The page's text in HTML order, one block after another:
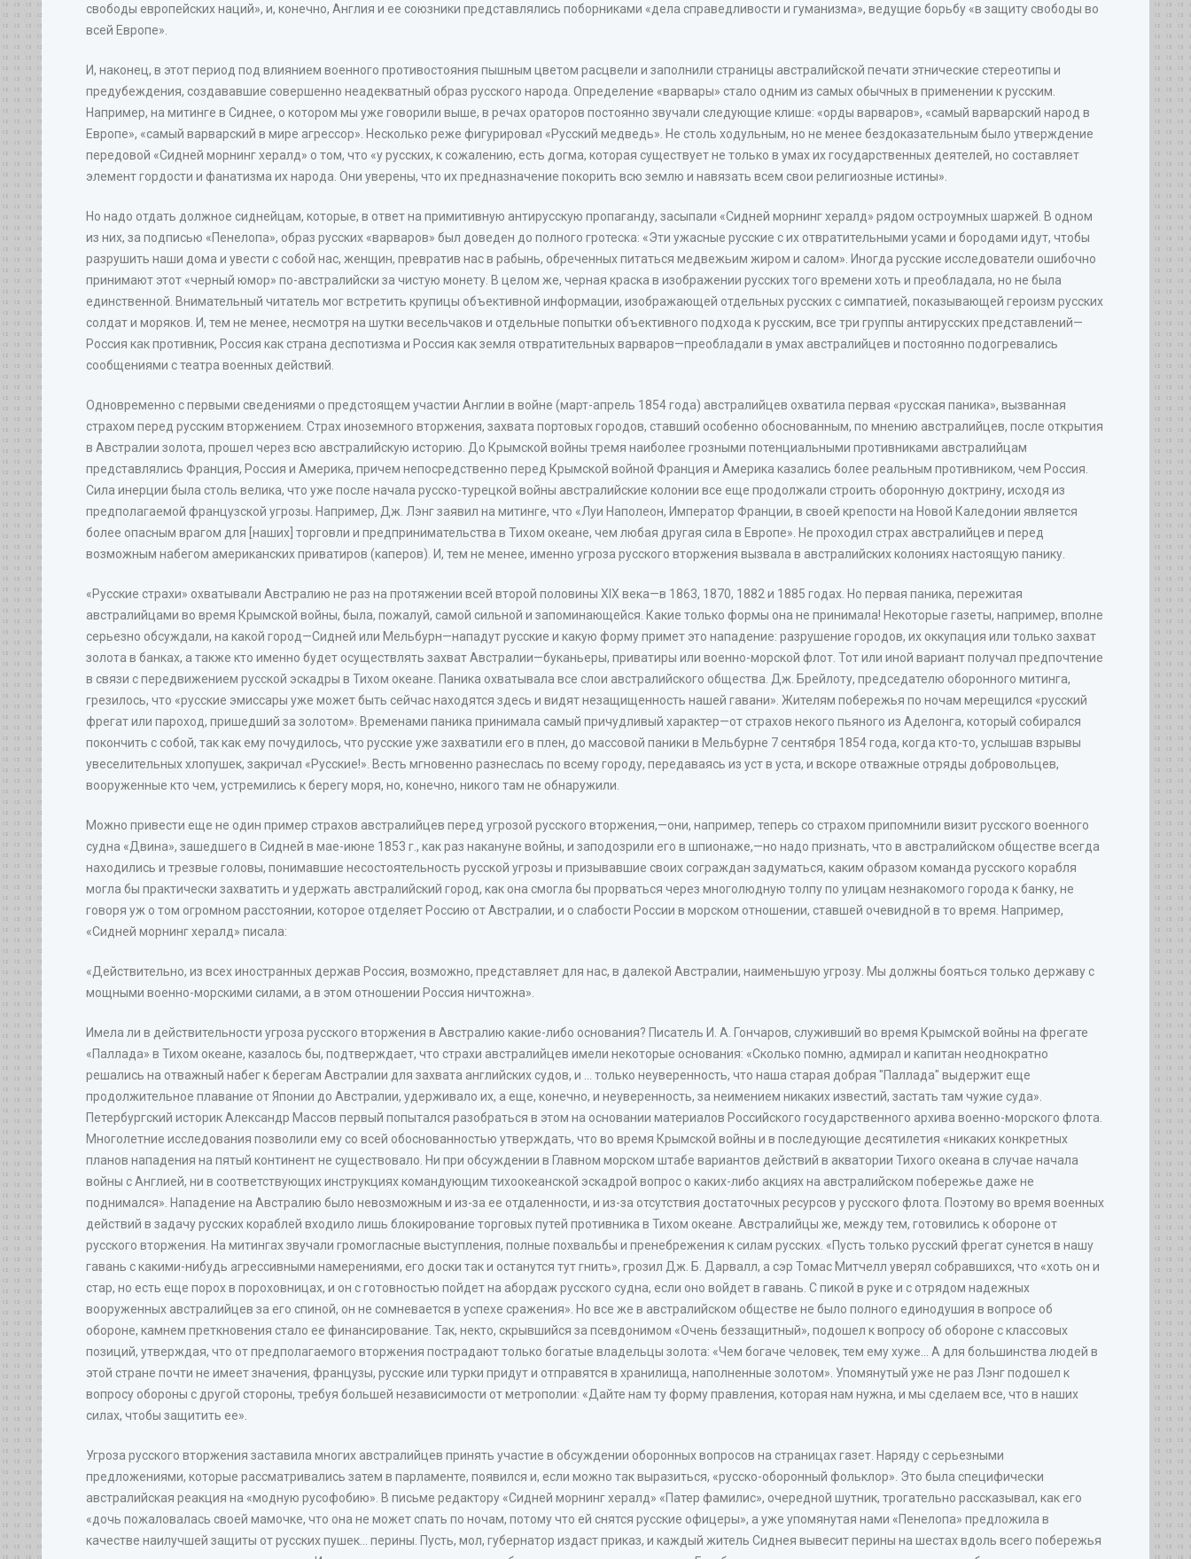
свободы европейских наций», и, конечно, Англия и ее союзники представлялись поборниками «дела справедливости и гуманизма», ведущие борьбу «в защиту свободы во
всей Европе».
И, наконец, в этот период под влиянием военного противостояния пышным цветом расцвели и заполнили страницы австралийской печати этнические стереотипы и
предубеждения, создававшие совершенно неадекватный образ русского народа. Определение «варвары» стало одним из самых обычных в применении к русским.
Например, на митинге в Сиднее, о котором мы уже говорили выше, в речах ораторов постоянно звучали следующие клише: «орды варваров», «самый варварский народ в
Европе», «самый варварский в мире агрессор». Несколько реже фигурировал «Русский медведь». Не столь ходульным, но не менее бездоказательным было утверждение
передовой «Сидней морнинг хералд» о том, что «у русских, к сожалению, есть догма, которая существует не только в умах их государственных деятелей, но составляет
элемент гордости и фанатизма их народа. Они уверены, что их предназначение покорить всю землю и навязать всем свои религиозные истины».
Но надо отдать должное сиднейцам, которые, в ответ на примитивную антирусскую пропаганду, засыпали «Сидней морнинг хералд» рядом остроумных шаржей. В одном
из них, за подписью «Пенелопа», образ русских «варваров» был доведен до полного гротеска: «Эти ужасные русские с их отвратительными усами и бородами идут, чтобы
разрушить наши дома и увести с собой нас, женщин, превратив нас в рабынь, обреченных питаться медвежьим жиром и салом». Иногда русские исследователи ошибочно
принимают этот «черный юмор» по-австралийски за чистую монету. В целом же, черная краска в изображении русских того времени хоть и преобладала, но не была
единственной. Внимательный читатель мог встретить крупицы объективной информации, изображающей отдельных русских с симпатией, показывающей героизм русских
солдат и моряков. И, тем не менее, несмотря на шутки весельчаков и отдельные попытки объективного подхода к русским, все три группы антирусских представлений—
Россия как противник, Россия как страна деспотизма и Россия как земля отвратительных варваров—преобладали в умах австралийцев и постоянно подогревались
сообщениями с театра военных действий.
Одновременно с первыми сведениями о предстоящем участии Англии в войне (март-апрель 1854 года) австралийцев охватила первая «русская паника», вызванная
страхом перед русским вторжением. Страх иноземного вторжения, захвата портовых городов, ставший особенно обоснованным, по мнению австралийцев, после открытия
в Австралии золота, прошел через всю австралийскую историю. До Крымской войны тремя наиболее грозными потенциальными противниками австралийцам
представлялись Франция, Россия и Америка, причем непосредственно перед Крымской войной Франция и Америка казались более реальным противником, чем Россия.
Сила инерции была столь велика, что уже после начала русско-турецкой войны австралийские колонии все еще продолжали строить оборонную доктрину, исходя из
предполагаемой французской угрозы. Например, Дж. Лэнг заявил на митинге, что «Луи Наполеон, Император Франции, в своей крепости на Новой Каледонии является
более опасным врагом для [наших] торговли и предпринимательства в Тихом океане, чем любая другая сила в Европе». Не проходил страх австралийцев и перед
возможным набегом американских приватиров (каперов). И, тем не менее, именно угроза русского вторжения вызвала в австралийских колониях настоящую панику.
«Русские страхи» охватывали Австралию не раз на протяжении всей второй половины XIX века—в 1863, 1870, 1882 и 1885 годах. Но первая паника, пережитая
австралийцами во время Крымской войны, была, пожалуй, самой сильной и запоминающейся. Какие только формы она не принимала! Некоторые газеты, например, вполне
серьезно обсуждали, на какой город—Сидней или Мельбурн—нападут русские и какую форму примет это нападение: разрушение городов, их оккупация или только захват
золота в банках, а также кто именно будет осуществлять захват Австралии—буканьеры, приватиры или военно-морской флот. Тот или иной вариант получал предпочтение
в связи с передвижением русской эскадры в Тихом океане. Паника охватывала все слои австралийского общества. Дж. Брейлоту, председателю оборонного митинга,
грезилось, что «русские эмиссары уже может быть сейчас находятся здесь и видят незащищенность нашей гавани». Жителям побережья по ночам мерещился «русский
фрегат или пароход, пришедший за золотом». Временами паника принимала самый причудливый характер—от страхов некого пьяного из Аделонга, который собирался
покончить с собой, так как ему почудилось, что русские уже захватили его в плен, до массовой паники в Мельбурне 7 сентября 1854 года, когда кто-то, услышав взрывы
увеселительных хлопушек, закричал «Русские!». Весть мгновенно разнеслась по всему городу, передаваясь из уст в уста, и вскоре отважные отряды добровольцев,
вооруженные кто чем, устремились к берегу моря, но, конечно, никого там не обнаружили.
Можно привести еще не один пример страхов австралийцев перед угрозой русского вторжения,—они, например, теперь со страхом припомнили визит русского военного
судна «Двина», зашедшего в Сидней в мае-июне 1853 г., как раз накануне войны, и заподозрили его в шпионаже,—но надо признать, что в австралийском обществе всегда
находились и трезвые головы, понимавшие несостоятельность русской угрозы и призывавшие своих сограждан задуматься, каким образом команда русского корабля
могла бы практически захватить и удержать австралийский город, как она смогла бы прорваться через многолюдную толпу по улицам незнакомого города к банку, не
говоря уж о том огромном расстоянии, которое отделяет Россию от Австралии, и о слабости России в морском отношении, ставшей очевидной в то время. Например,
«Сидней морнинг хералд» писала:
«Действительно, из всех иностранных держав Россия, возможно, представляет для нас, в далекой Австралии, наименьшую угрозу. Мы должны бояться только державу с
мощными военно-морскими силами, а в этом отношении Россия ничтожна».
Имела ли в действительности угроза русского вторжения в Австралию какие-либо основания? Писатель И. А. Гончаров, служивший во время Крымской войны на фрегате
«Паллада» в Тихом океане, казалось бы, подтверждает, что страхи австралийцев имели некоторые основания: «Сколько помню, адмирал и капитан неоднократно
решались на отважный набег к берегам Австралии для захвата английских судов, и ... только неуверенность, что наша старая добрая "Паллада" выдержит еще
продолжительное плавание от Японии до Австралии, удерживало их, а еще, конечно, и неуверенность, за неимением никаких известий, застать там чужие суда».
Петербургский историк Александр Массов первый попытался разобраться в этом на основании материалов Российского государственного архива военно-морского флота.
Многолетние исследования позволили ему со всей обоснованностью утверждать, что во время Крымской войны и в последующие десятилетия «никаких конкретных
планов нападения на пятый континент не существовало. Ни при обсуждении в Главном морском штабе вариантов действий в акватории Тихого океана в случае начала
войны с Англией, ни в соответствующих инструкциях командующим тихоокеанской эскадрой вопрос о каких-либо акциях на австралийском побережье даже не
поднимался». Нападение на Австралию было невозможным и из-за ее отдаленности, и из-за отсутствия достаточных ресурсов у русского флота. Поэтому во время военных
действий в задачу русских кораблей входило лишь блокирование торговых путей противника в Тихом океане. Австралийцы же, между тем, готовились к обороне от
русского вторжения. На митингах звучали громогласные выступления, полные похвальбы и пренебрежения к силам русских. «Пусть только русский фрегат сунется в нашу
гавань с какими-нибудь агрессивными намерениями, его доски так и останутся тут гнить», грозил Дж. Б. Дарвалл, а сэр Томас Митчелл уверял собравшихся, что «хоть он и
стар, но есть еще порох в пороховницах, и он с готовностью пойдет на абордаж русского судна, если оно войдет в гавань. С пикой в руке и с отрядом надежных
вооруженных австралийцев за его спиной, он не сомневается в успехе сражения». Но все же в австралийском обществе не было полного единодушия в вопросе об
обороне, камнем преткновения стало ее финансирование. Так, некто, скрывшийся за псевдонимом «Очень беззащитный», подошел к вопросу об обороне с классовых
позиций, утверждая, что от предполагаемого вторжения пострадают только богатые владельцы золота: «Чем богаче человек, тем ему хуже... А для большинства людей в
этой стране почти не имеет значения, французы, русские или турки придут и отправятся в хранилища, наполненные золотом». Упомянутый уже не раз Лэнг подошел к
вопросу обороны с другой стороны, требуя большей независимости от метрополии: «Дайте нам ту форму правления, которая нам нужна, и мы сделаем все, что в наших
силах, чтобы защитить ее».
Угроза русского вторжения заставила многих австралийцев принять участие в обсуждении оборонных вопросов на страницах газет. Наряду с серьезными
предложениями, которые рассматривались затем в парламенте, появился и, если можно так выразиться, «русско-оборонный фольклор». Это была специфически
австралийская реакция на «модную русофобию». В письме редактору «Сидней морнинг хералд» «Патер фамилис», очередной шутник, трогательно рассказывал, как его
«дочь пожаловалась своей мамочке, что она не может спать по ночам, потому что ей снятся русские офицеры», а уже упомянутая нами «Пенелопа» предложила в
качестве наилучшей защиты от русских пушек... перины. Пусть, мол, губернатор издаст приказ, и каждый житель Сиднея вывесит перины на шестах вдоль всего побережья